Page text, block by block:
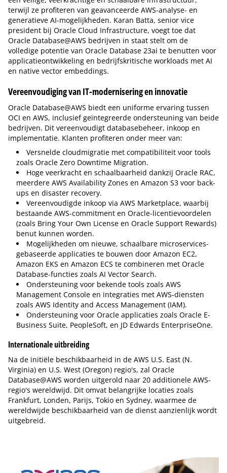
terwijl ze profiteren van geavanceerde AWS-analyse- en
generatieve AI-mogelijkheden. Karan Batta, senior vice
president bij Oracle Cloud Infrastructure, voegt toe dat
Oracle Database@AWS bedrijven in staat stelt om de
volledige potentie van Oracle Database 23ai te benutten voor
applicatieontwikkeling en bedrijfskritische workloads met AI
en native vector embeddings.
Vereenvoudiging van IT-modernisering en innovatie
Oracle Database@AWS biedt een uniforme ervaring tussen
OCI en AWS, inclusief geïntegreerde ondersteuning van beide
bedrijven. Dit vereenvoudigt databasebeheer, inkoop en
implementatie. Klanten profiteren onder meer van:
Versnelde cloudmigratie met compatibiliteit voor tools
zoals Oracle Zero Downtime Migration.
Hoge veerkracht en schaalbaarheid dankzij Oracle RAC,
meerdere AWS Availability Zones en Amazon S3 voor back-
ups en disaster recovery.
Vereenvoudigde inkoop via AWS Marketplace, waarbij
bestaande AWS-commitment en Oracle-licentievoordelen
(zoals Bring Your Own License en Oracle Support Rewards)
benut kunnen worden.
Mogelijkheden om nieuwe, schaalbare microservices-
gebaseerde applicaties te bouwen door Amazon EC2,
Amazon EKS en Amazon ECS te combineren met Oracle
Database-functies zoals AI Vector Search.
Ondersteuning voor bekende tools zoals AWS
Management Console en integraties met AWS-diensten
zoals AWS Identity and Access Management (IAM).
Ondersteuning voor Oracle applicaties zoals Oracle E-
Business Suite, PeopleSoft, en JD Edwards EnterpriseOne.
Internationale uitbreiding
Na de initiële beschikbaarheid in de AWS U.S. East (N.
Virginia) en U.S. West (Oregon) regio's, zal Oracle
Database@AWS worden uitgerold naar 20 additionele AWS-
regio's wereldwijd. Dit omvat belangrijke locaties zoals
Frankfurt, Londen, Parijs, Tokio en Sydney, waarmee de
wereldwijde beschikbaarheid van de dienst aanzienlijk wordt
uitgebreid.